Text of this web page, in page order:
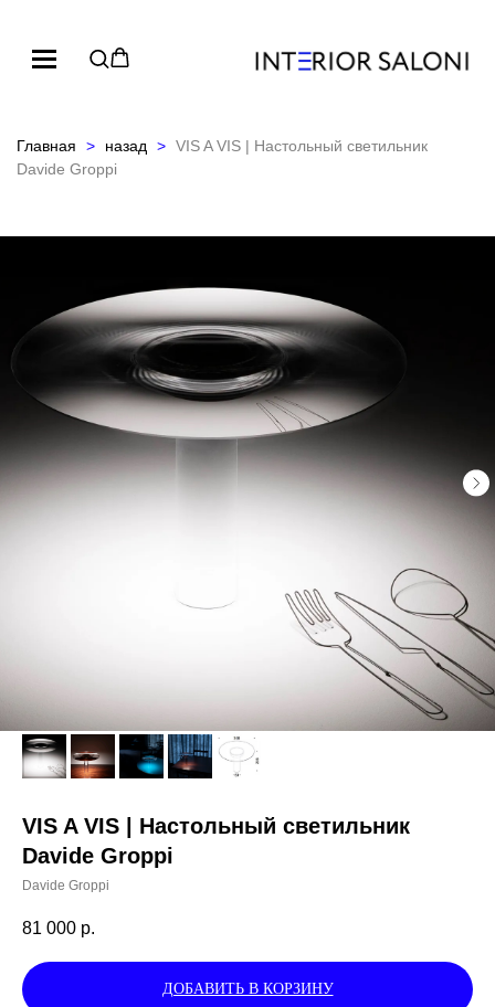
Главная назад
VIS A VIS | Настольный светильник
Davide Groppi
VIS A VIS | Настольный светильник
Davide Groppi
Davide Groppi
81 000 р.
ДОБАВИТЬ В КОРЗИНУ